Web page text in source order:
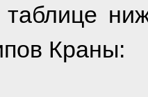
Краны: